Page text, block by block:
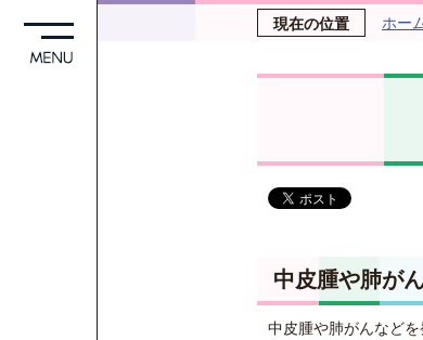
現在の位置 ホー
中皮腫や肺が
中皮腫や肺がんなど